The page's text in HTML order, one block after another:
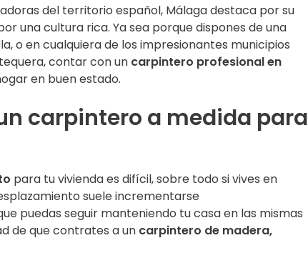
del territorio español, Málaga destaca por su
una cultura rica. Ya sea porque dispones de una
o en cualquiera de los impresionantes municipios
contar con un carpintero profesional en
en buen estado.
carpintero a medida para
para tu vivienda es difícil, sobre todo si vives en
suele incrementarse
puedas seguir manteniendo tu casa en las mismas
de que contrates a un carpintero de madera,